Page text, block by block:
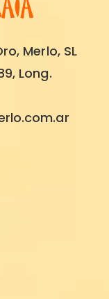
Merlo, SL
Long.